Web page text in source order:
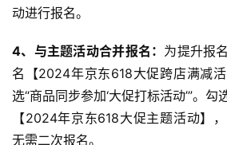
动进行报名。
4、与主题活动合并报名： 为提升报
名【2024年京东618大促跨店满减
选“商品同步参加‘大促打标活动’”。
【2024年京东618大促主题活动】
无需二次报名。